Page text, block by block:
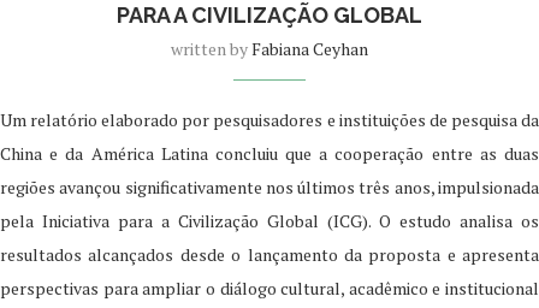
PARA A CIVILIZAÇÃO GLOBAL
written byFabiana Ceyhan
Um relatório elaborado por pesquisadores e instituições de pesquisa da
China e da América Latina concluiu que a cooperação entre as duas
regiões avançou significativamente nos últimos três anos, impulsionada
pela Iniciativa para a Civilização Global (ICG). O estudo analisa os
resultados alcançados desde o lançamento da proposta e apresenta
perspectivas para ampliar o diálogo cultural, acadêmico e institucional